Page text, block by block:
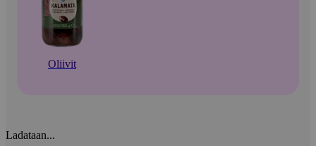
Oliivit
Ladataan...